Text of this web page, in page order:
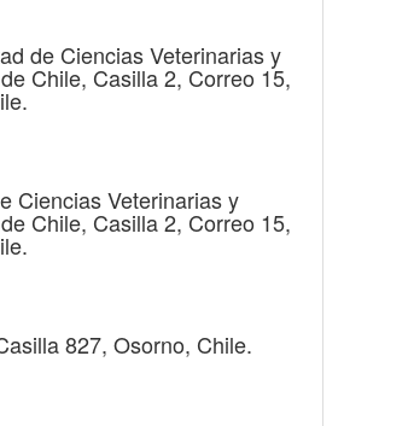
de Ciencias Veterinarias y
Chile, Casilla 2, Correo 15,
Ciencias Veterinarias y
Chile, Casilla 2, Correo 15,
827, Osorno, Chile.